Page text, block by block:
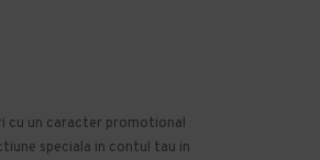
cu un caracter promotional
speciala in contul tau in